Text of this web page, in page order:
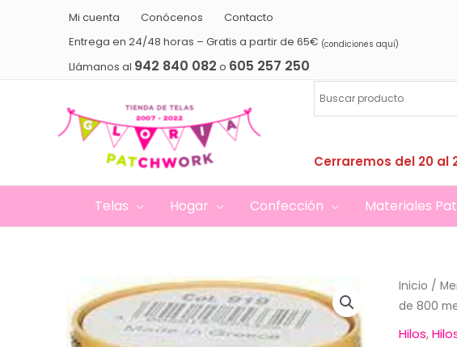
Mi cuenta Conócenos
Contacto
Entrega en 24/48 horas – Gratis a partir de 65€ (condiciones aquí)
Llámanos al 942 840 082 o 605 257 250
Cerraremos del 20 al
Telas Hogar Confección Materiales
Inicio /
de 800
Hilos,